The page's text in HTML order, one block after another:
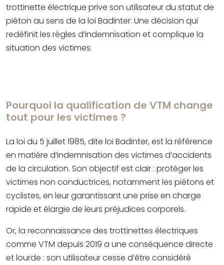
trottinette électrique prive son utilisateur du statut de
piéton au sens de la loi Badinter. Une décision qui
redéfinit les règles d’indemnisation et complique la
situation des victimes.
Pourquoi la qualification de VTM change
tout pour les victimes ?
La loi du 5 juillet 1985, dite loi Badinter, est la référence
en matière d’indemnisation des victimes d’accidents
de la circulation. Son objectif est clair : protéger les
victimes non conductrices, notamment les piétons et
cyclistes, en leur garantissant une prise en charge
rapide et élargie de leurs préjudices corporels.
Or, la reconnaissance des trottinettes électriques
comme VTM depuis 2019 a une conséquence directe
et lourde : son utilisateur cesse d’être considéré